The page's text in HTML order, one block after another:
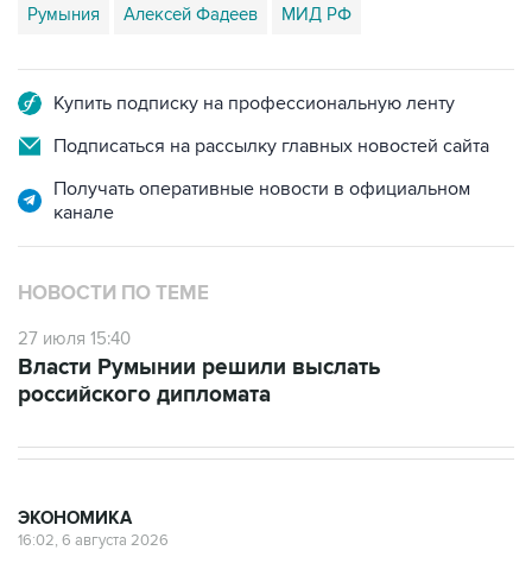
Румыния Алексей Фадеев МИД РФ
Купить подписку на профессиональную ленту
Подписаться на рассылку главных новостей сайта
Получать оперативные новости в официальном
канале
НОВОСТИ ПО ТЕМЕ
27 июля 15:40
Власти Румынии решили выслать
российского дипломата
ЭКОНОМИКА
16:02, 6 августа 2026